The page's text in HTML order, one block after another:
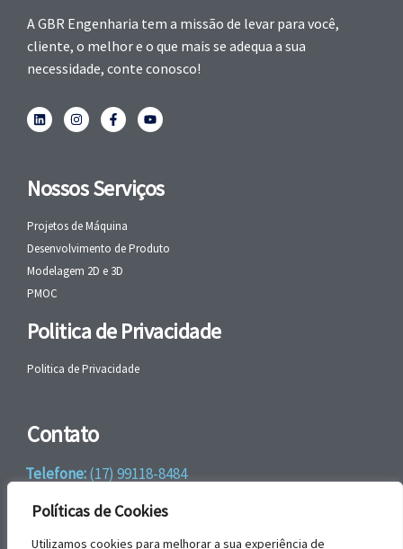
Políticas de Cookies
Utilizamos cookies para melhorar a sua experiência de
A GBR Engenharia tem a missão de levar para você,
cliente, o melhor e o que mais se adequa a sua
necessidade, conte conosco!
Nossos Serviços
Projetos de Máquina
Desenvolvimento de Produto
Modelagem 2D e 3D
PMOC
Politica de Privacidade
Politica de Privacidade
Contato
Telefone:(17) 99118-8484
WhatsApp:+55 (17) 99118-8484
email:faleconosco@gbrengenharia.com